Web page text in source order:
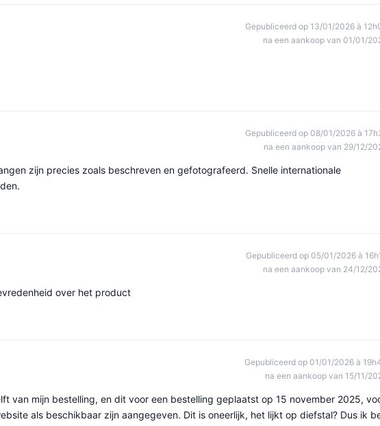
Gepubliceerd op 13/01/2026 à
na een aankoop van 01/01/
Gepubliceerd op 08/01/2026 à
na een aankoop van 29/12/
zijn precies zoals beschreven en gefotografeerd. Snelle internationale
Gepubliceerd op 05/01/2026 à
na een aankoop van 24/12/
over het product
Gepubliceerd op 01/01/2026 à
na een aankoop van 15/11/
van mijn bestelling, en dit voor een bestelling geplaatst op 15 november 2025,
als beschikbaar zijn aangegeven. Dit is oneerlijk, het lijkt op diefstal? Dus ik